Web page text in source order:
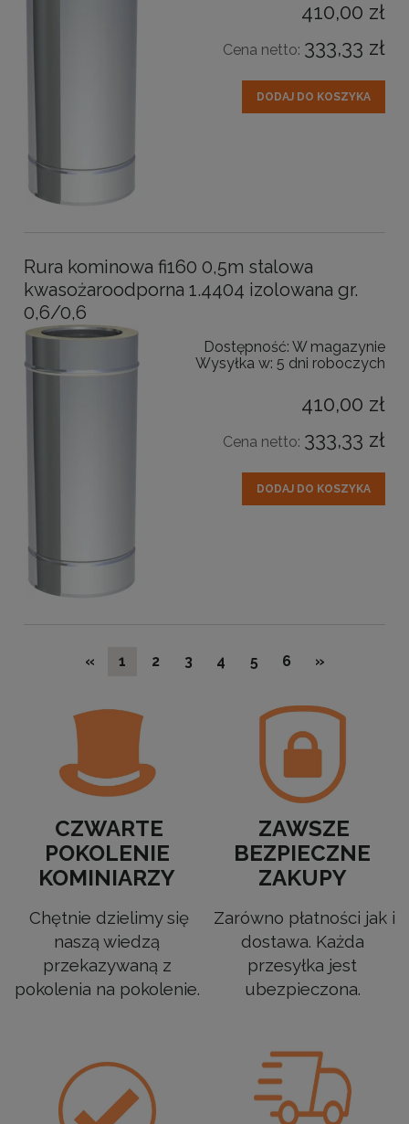
410,00 zł
Cena netto: 333,33 zł
DODAJ DO KOSZYKA
Rura kominowa fi160 0,5m stalowa
kwasożaroodporna 1.4404 izolowana gr.
0,6/0,6
Dostępność: W magazynie
Wysyłka w: 5 dni roboczych
410,00 zł
Cena netto: 333,33 zł
DODAJ DO KOSZYKA
« 1 2 3 4 5 6 »
CZWARTE
POKOLENIE
KOMINIARZY
Chętnie dzielimy się
naszą wiedzą
przekazywaną z
pokolenia na pokolenie.
ZAWSZE
BEZPIECZNE
ZAKUPY
Zarówno płatności jak i
dostawa. Każda
przesyłka jest
ubezpieczona.